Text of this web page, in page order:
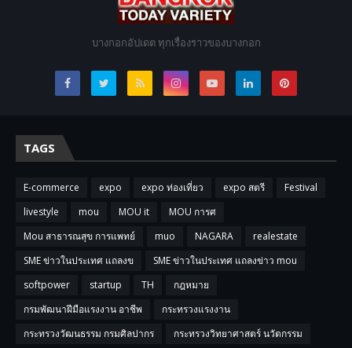
บางกอกอัปเดต ทุกเรื่องราวของบางกอก
TAGS
E-commerce expo expo ท่องเที่ยว expo สตรี
Festival
livestyle
mou MOU it
MOU การศ
Mou สาธารณสุข การแพทย์
muo NAGARA
realestate
SME ข่าวในประเทศ แถลงข
SME ข่าวในประเทศ แถลงข่าว mou
softpower
startup TH
กฎหมาย
กรมพัฒนาฝีมือแรงงาน อาชีพ
กระทรวงแรงงาน
กระทรวงวัฒนธรรม กรมศิลปากร
กระทรวงวิทยาศาสตร์ นวัตกรรม